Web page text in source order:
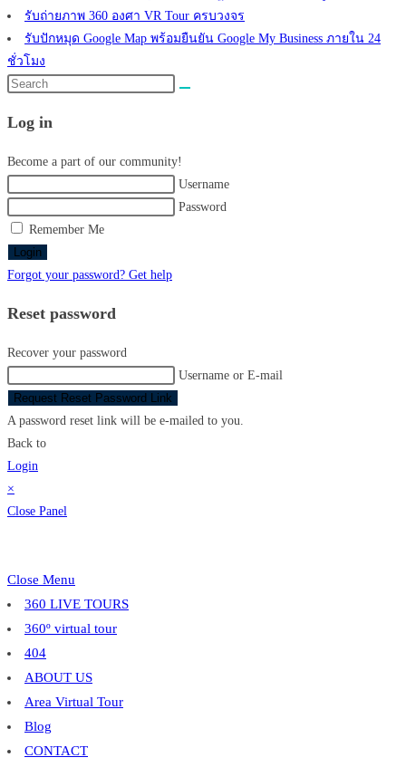
รับถ่ายภาพ 360 องศา VR Tour ครบวงจร
รับปักหมุด Google Map พร้อมยืนยัน Google My Business ภายใน 24
ชั่วโมง
Search
website
Log in
Become a part of our community!
Username
Password
Remember Me
Login
Forgot your password? Get help
Reset password
Recover your password
Username or E-mail
Request Reset Password Link
A password reset link will be e-mailed to you.
Back to
Login
×
Close Panel
Close Menu
360 LIVE TOURS
360º virtual tour
404
ABOUT US
Area Virtual Tour
Blog
CONTACT